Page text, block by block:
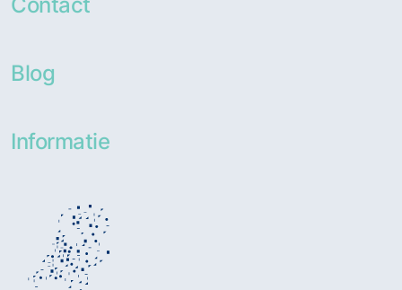
Contact
Blog
Informatie